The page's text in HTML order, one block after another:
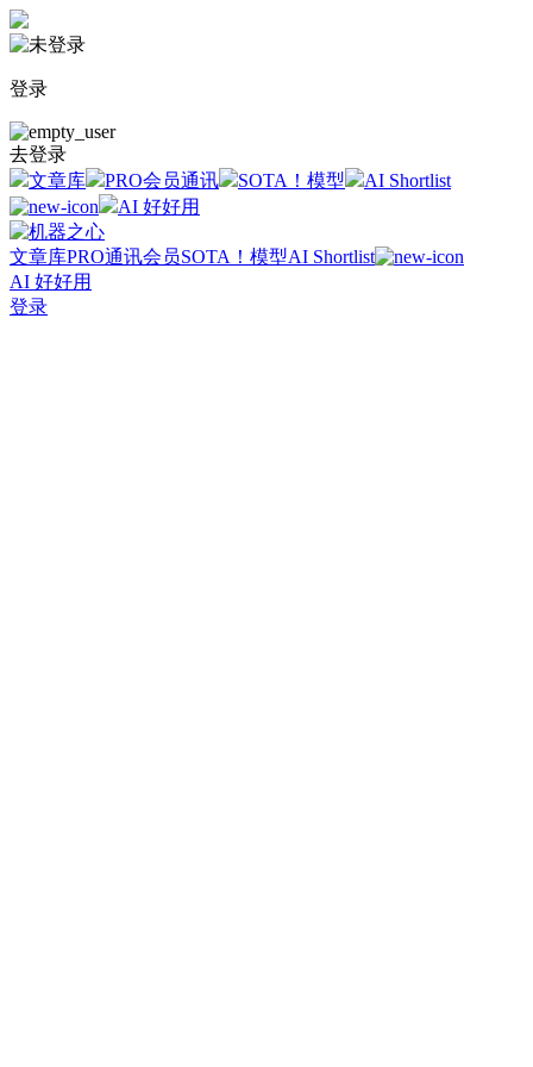
登录
去登录
文章库
PRO会员通讯 SOTA！模型
AI Shortlist
AI 好好用
文章库PRO通讯会员SOTA！模型AI Shortlist
AI 好好用
登录